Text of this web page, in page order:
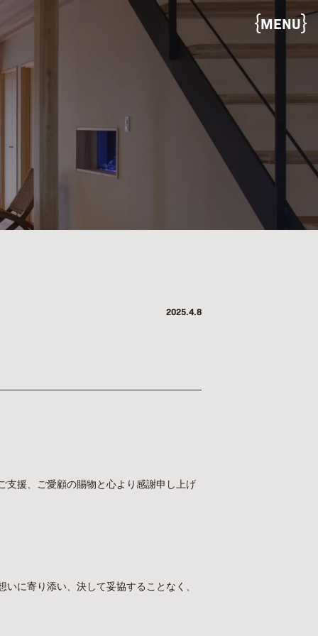
MENU
2025.4.8
支援、ご愛顧の賜物と心より感謝申し上げ
に寄り添い、決して妥協することなく、